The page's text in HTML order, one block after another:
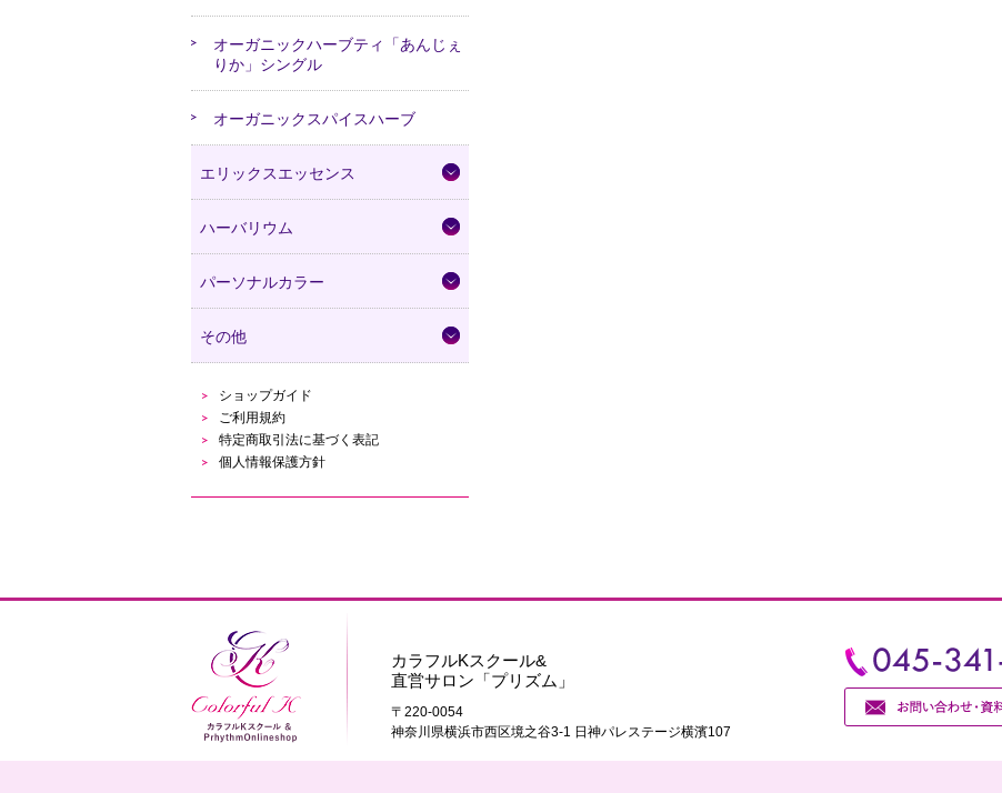
オーガニックハーブティ「あんじぇ
りか」シングル
オーガニックスパイスハーブ
エリックスエッセンス
ハーバリウム
パーソナルカラー
その他
ショップガイド
ご利用規約
特定商取引法に基づく表記
個人情報保護方針
カラフルKスクール&
直営サロン「プリズム」
〒220-0054
神奈川県横浜市西区境之谷3-1 日神パレステージ横濱107